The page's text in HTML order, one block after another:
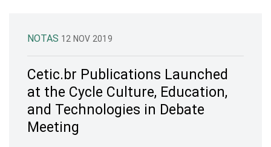
NOTAS 12 NOV 2019
Cetic.br Publications Launched
at the Cycle Culture, Education,
and Technologies in Debate
Meeting